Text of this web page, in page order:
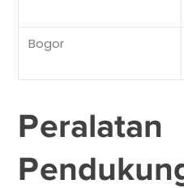
Bogor
Peralatan